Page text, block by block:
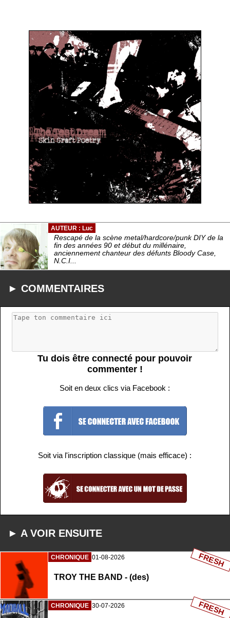
AUTEUR : Luc
Rescapé de la scène metal/hardcore/punk DIY de la
fin des années 90 et début du millénaire,
anciennement chanteur des défunts Bloody Case,
N.C.I...
► COMMENTAIRES
Tu dois être connecté pour pouvoir
commenter !
Soit en deux clics via Facebook :
Soit via l'inscription classique (mais efficace) :
► A VOIR ENSUITE
CHRONIQUE 01-08-2026
TROY THE BAND - (des)
FRESH
CHRONIQUE 30-07-2026 FRESH